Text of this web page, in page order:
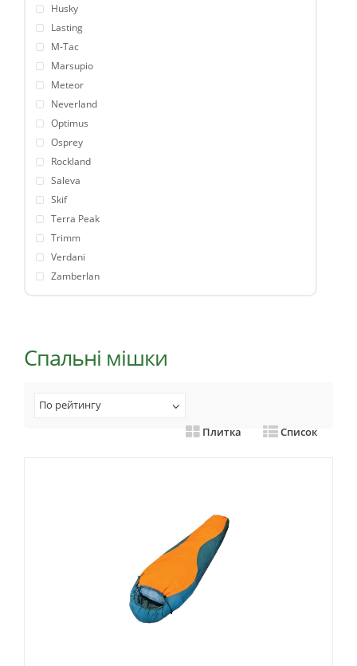
Husky
Lasting
M-Tac
Marsupio
Meteor
Neverland
Optimus
Osprey
Rockland
Saleva
Skif
Terra Peak
Trimm
Verdani
Zamberlan
Спальні мішки
По рейтингу
Плитка
Список